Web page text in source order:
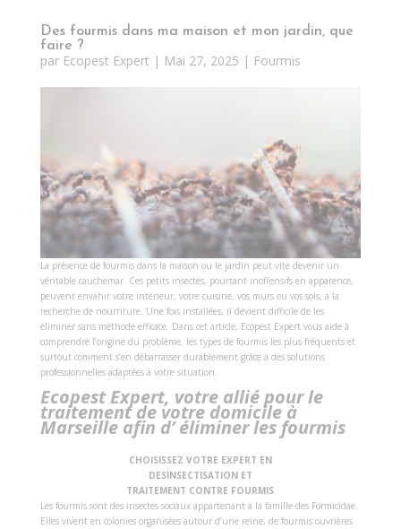
Des fourmis dans ma maison et mon jardin, que
faire ?
par Ecopest Expert | Mai 27, 2025 | Fourmis
La présence de fourmis dans la maison ou le jardin peut vite devenir un
véritable cauchemar. Ces petits insectes, pourtant inoffensifs en apparence,
peuvent envahir votre intérieur, votre cuisine, vos murs ou vos sols, à la
recherche de nourriture. Une fois installées, il devient difficile de les
éliminer sans méthode efficace. Dans cet article, Ecopest Expert vous aide à
comprendre l’origine du problème, les types de fourmis les plus fréquents et
surtout comment s’en débarrasser durablement grâce à des solutions
professionnelles adaptées à votre situation.
Ecopest Expert, votre allié pour le
traitement de votre domicile à
Marseille afin d’ éliminer les fourmis
CHOISISSEZ VOTRE EXPERT EN
DESINSECTISATION ET
TRAITEMENT CONTRE FOURMIS
Les fourmis sont des insectes sociaux appartenant à la famille des Formicidae.
Elles vivent en colonies organisées autour d’une reine, de fourmis ouvrières